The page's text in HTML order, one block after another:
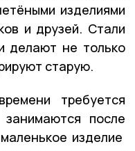
изделиями
и друзей. Стали
делают не только
старую.
требуется
после
изделие